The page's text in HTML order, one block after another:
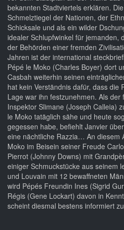
bekannten Stadtviertels erklären.
Schmelztiegel der Nationen, der
Schicksale und als ein wilder
idealer Schlupfwinkel für jemanden,
der Behörden einer fremden
Jahren ist der international
Pépé le Moko (Charles Boyer) dort
Casbah weiterhin seinen
hat kein Verständnis dafür, dass die
Lage war ihn festzunehmen. Als
Inspektor Slimane (Joseph Calleia)
le Moko tatäglich sähe und heute
gegessen habe, befiehlt Janvier
eine nächtliche Razzia… An diesem
Moko im Beisein seiner Freude
Pierrot (Johnny Downs) mit
einiger Schmuckstücke aus seinem
und Louvain mit 12 bewaffneten
wird Pépés Freundin Ines (Sigrid
Régis (Gene Lockart) davon in
scheint diesmal bestens informiert